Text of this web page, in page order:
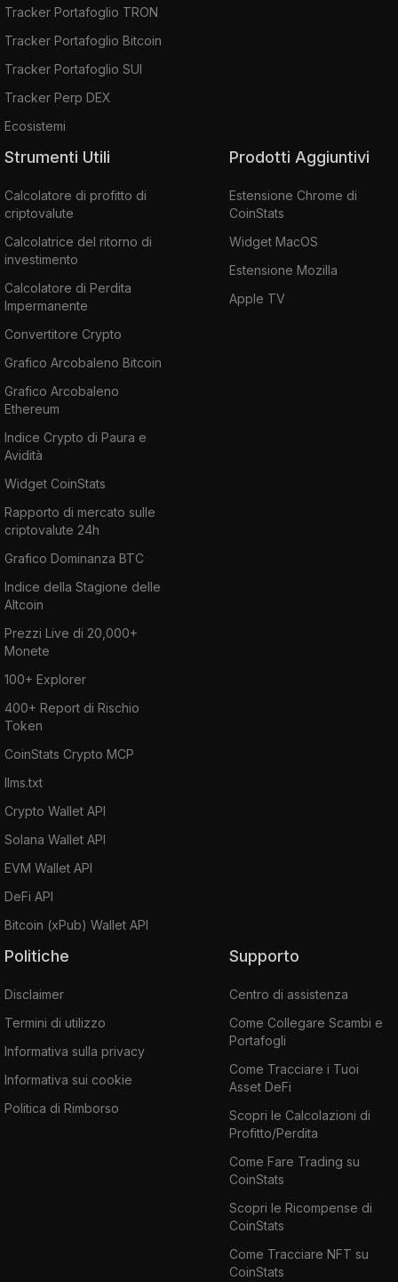
Tracker Portafoglio TRON
Tracker Portafoglio Bitcoin
Tracker Portafoglio SUI
Tracker Perp DEX
Ecosistemi
Strumenti Utili
Calcolatore di profitto di
criptovalute
Calcolatrice del ritorno di
investimento
Calcolatore di Perdita
Impermanente
Convertitore Crypto
Grafico Arcobaleno Bitcoin
Grafico Arcobaleno
Ethereum
Indice Crypto di Paura e
Avidità
Widget CoinStats
Rapporto di mercato sulle
criptovalute 24h
Grafico Dominanza BTC
Indice della Stagione delle
Altcoin
Prezzi Live di 20,000+
Monete
100+ Explorer
400+ Report di Rischio
Token
CoinStats Crypto MCP
llms.txt
Crypto Wallet API
Solana Wallet API
EVM Wallet API
DeFi API
Bitcoin (xPub) Wallet API
Prodotti Aggiuntivi
Estensione Chrome di
CoinStats
Widget MacOS
Estensione Mozilla
Apple TV
Politiche
Disclaimer
Termini di utilizzo
Informativa sulla privacy
Informativa sui cookie
Politica di Rimborso
Supporto
Centro di assistenza
Come Collegare Scambi e
Portafogli
Come Tracciare i Tuoi
Asset DeFi
Scopri le Calcolazioni di
Profitto/Perdita
Come Fare Trading su
CoinStats
Scopri le Ricompense di
CoinStats
Come Tracciare NFT su
CoinStats